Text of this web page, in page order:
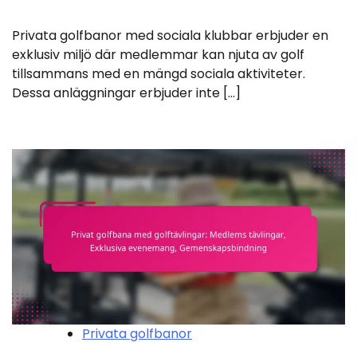
Privata golfbanor med sociala klubbar erbjuder en
exklusiv miljö där medlemmar kan njuta av golf
tillsammans med en mängd sociala aktiviteter.
Dessa anläggningar erbjuder inte […]
Privata golfbanor